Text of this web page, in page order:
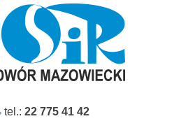
tel.: 22 775 41 42